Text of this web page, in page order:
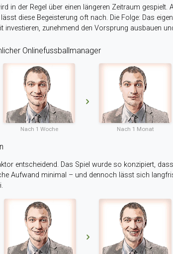
in der Regel über einen längeren Zeitraum
diese Begeisterung oft nach. Die Folge: Das
investieren, zunehmend den Vorsprung ausbauen
Onlinefussballmanager
Nach 1 Woche Nach 1 Monat
entscheidend. Das Spiel wurde so konzipiert,
Aufwand minimal – und dennoch lässt sich